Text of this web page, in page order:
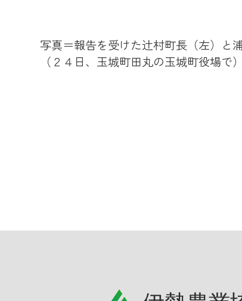
写真＝報告を受けた辻村町長（左）と
（２４日、玉城町田丸の玉城町役場で）